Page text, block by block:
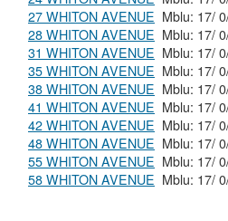
27 WHITON AVENUE
28 WHITON AVENUE
31 WHITON AVENUE
35 WHITON AVENUE
38 WHITON AVENUE
41 WHITON AVENUE
42 WHITON AVENUE
48 WHITON AVENUE
55 WHITON AVENUE
58 WHITON AVENUE